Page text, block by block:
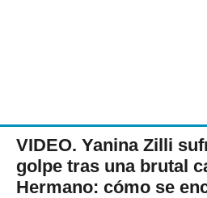
VIDEO. Yanina Zilli
golpe tras una brutal
Hermano: cómo se